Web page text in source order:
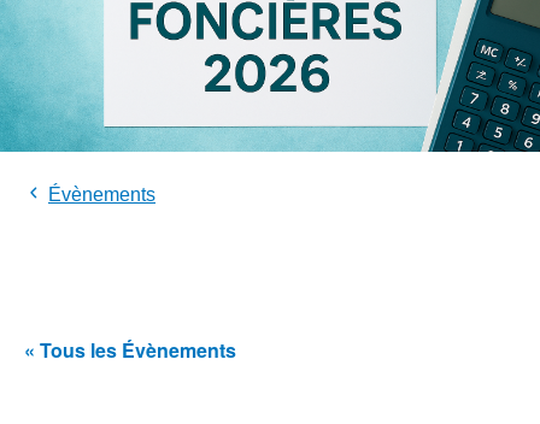
Évènements
« Tous les Évènements